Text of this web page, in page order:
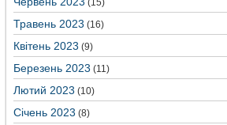
(15)
Травень 2023 (16)
Квітень 2023 (9)
Березень 2023 (11)
Лютий 2023 (10)
Січень 2023 (8)